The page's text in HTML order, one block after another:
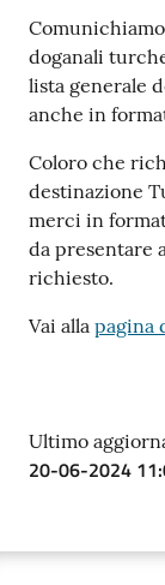
L'Impresa
Digitale
Ac
di
gis
tra
doganali
lista generale
anche in
Coloro che
destinazione
merci in
da presentare
richiesto.
Vai alla pagina
Ultimo
20-06-2024